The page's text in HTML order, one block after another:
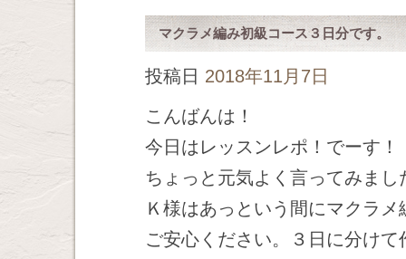
マクラメ編み初級コース３日分です。
投稿日 2018年11月7日
こんばんは！
今日はレッスンレポ！でーす！
ちょっと元気よく言ってみまし
Ｋ様はあっという間にマクラ
ご安心ください。３日に分け